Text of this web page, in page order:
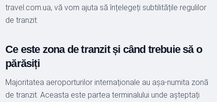
travel.com.ua, vă vom ajuta să înțelegeți subtilitățile regulilor
de tranzit.
Ce este zona de tranzit și când trebuie să o
părăsiți
Majoritatea aeroporturilor internaționale au așa-numita zonă
de tranzit. Aceasta este partea terminalului unde așteptați